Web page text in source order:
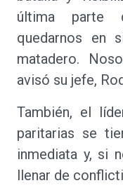
última parte
quedarnos en
matadero.
avisó su jefe,
También, el
paritarias se
inmediata y, si
llenar de